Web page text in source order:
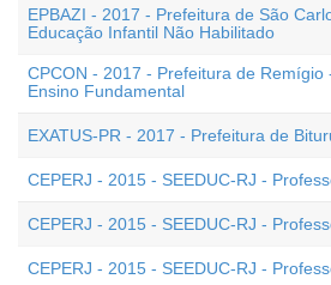
EPBAZI - 2017 - Prefeitura de São
Educação Infantil Não Habilitado
CPCON - 2017 - Prefeitura de Remígio
Ensino Fundamental
EXATUS-PR - 2017 - Prefeitura de
CEPERJ - 2015 - SEEDUC-RJ -
CEPERJ - 2015 - SEEDUC-RJ -
CEPERJ - 2015 - SEEDUC-RJ -